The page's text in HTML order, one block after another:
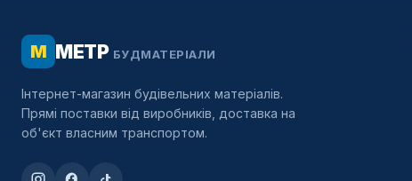
М МЕТР БУДМАТЕРІАЛИ
Інтернет-магазин будівельних матеріалів.
Прямі поставки від виробників, доставка на
об'єкт власним транспортом.